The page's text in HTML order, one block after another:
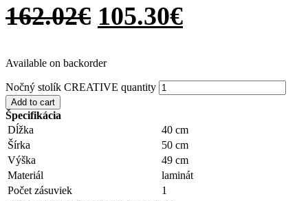
162.02€ 105.30€
Available on backorder
Nočný stolík CREATIVE quantity
Add to cart
Špecifikácia
Dĺžka
40 cm
Šírka
50 cm
Výška
49 cm
Materiál
laminát
Počet zásuviek
1